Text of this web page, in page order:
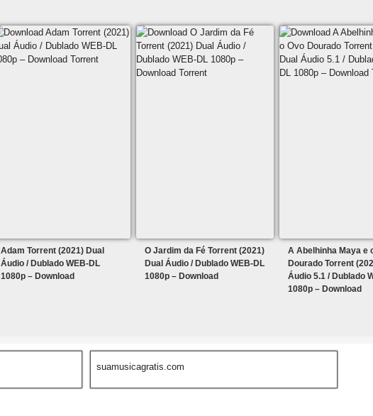
Adam Torrent (2021) Dual
Áudio / Dublado WEB-DL
1080p – Download
O Jardim da Fé Torrent (2021)
Dual Áudio / Dublado WEB-DL
1080p – Download
A Abelhinha Maya e
Dourado Torrent
Áudio 5.1 / Dublado
1080p – Download
suamusicagratis.com